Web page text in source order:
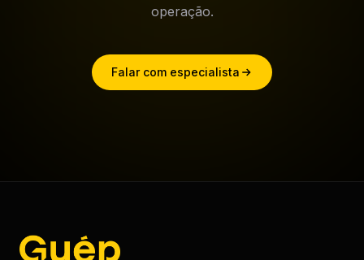
operação.
Falar com especialista